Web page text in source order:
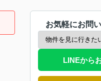
お気軽にお問
LINEから